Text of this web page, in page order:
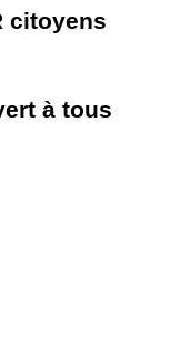
citoyens
à tous